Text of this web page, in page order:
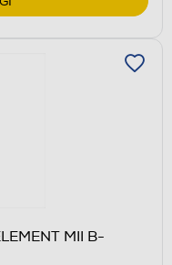
MII B-